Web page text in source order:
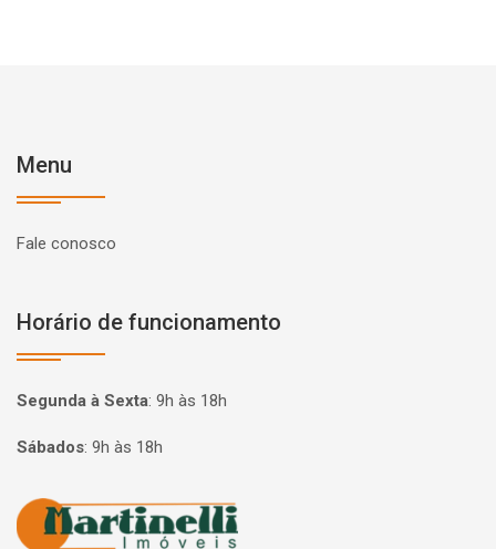
Menu
Fale conosco
Horário de funcionamento
Segunda à Sexta: 9h às 18h
Sábados: 9h às 18h
Página inicial